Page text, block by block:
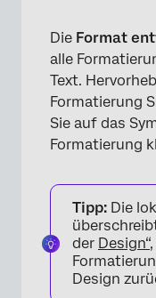
Die Format
alle
Text.
Formatierung
Sie auf das
Formatierung
Tipp: Die
der Design“
Design